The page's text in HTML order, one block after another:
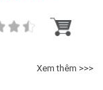
Xem thêm >>>